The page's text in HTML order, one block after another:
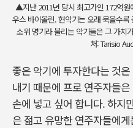
▲지난 2011년 당시 최고가인 172억원
우스 바이올린. 현악기는 오래 묵을수
소위 명기라 불리는 악기들은 그 가치
처: Tarisio
좋은 악기에 투자한다는 것
내기 때문에 프로 연주자들
손에 넣고 싶어 합니다. 하지
은 젊고 유망한 연주자들에